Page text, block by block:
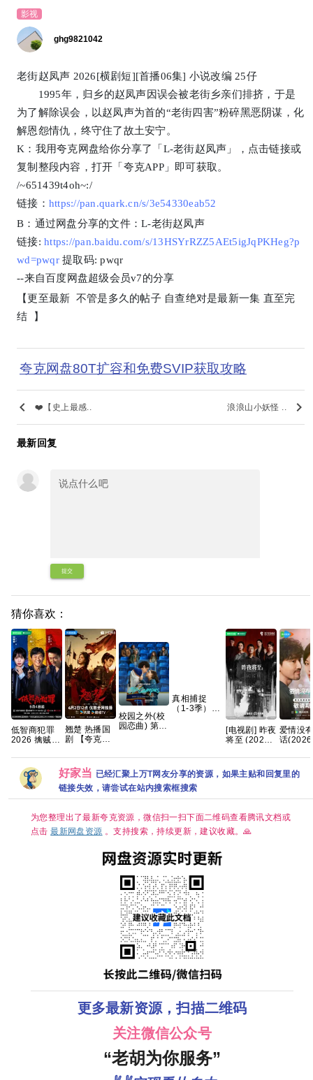
影视
ghg9821042
老街赵凤声 2026[横剧短][首播06集] 小说改编 25仔
1995年，归乡的赵凤声因误会被老街乡亲们排挤，于是
为了解除误会，以赵凤声为首的“老街四害”粉碎黑恶阴谋，化
解恩怨情仇，终守住了故土安宁。
K：我用夸克网盘给你分享了「L-老街赵凤声」，点击链接或
复制整段内容，打开「夸克APP」即可获取。
/~651439t4oh~:/
链接： https://pan.quark.cn/s/3e54330eab52
B：通过网盘分享的文件：L-老街赵凤声
链接:https://pan.baidu.com/s/13HSYrRZZ5AEt5igJqPKHeg?p
wd=pwqr提取码: pwqr
--来自百度网盘超级会员v7的分享
【更至最新 不管是多久的帖子 自查绝对是最新一集 直至完
结 】
夸克网盘80T扩容和免费SVIP获取攻略
keyboard_arrow_left ❤️【史上最感.. 浪浪山小妖怪 .. keyboard_arrow_right
最新回复
提交
猜你喜欢：
低智商犯罪
2026 擒贼记
骁 田曦薇 王
传君 已更最
新 夸克
翘楚 热播国
剧 【夸克百
校园之外(校
园恋曲) 第一
中简繁英
真相捕捉
（1-3季）
【22G】惊
悚 犯罪
[电视剧] 昨夜
将至 (2026)
(全12集)
[12.2G]
爱情没
话
语中字
资源
好家当 已经汇聚上万T网友分享的资源，如果主贴和回复里的
链接失效，请尝试在站内搜索框搜索
为您整理出了最新夸克资源，微信扫一扫下面二维码查看腾讯文档或
点击最新网盘资源 。支持搜索，持续更新，建议收藏。🙏
更多最新资源，扫描二维码
关注微信公众号
“老胡为你服务”